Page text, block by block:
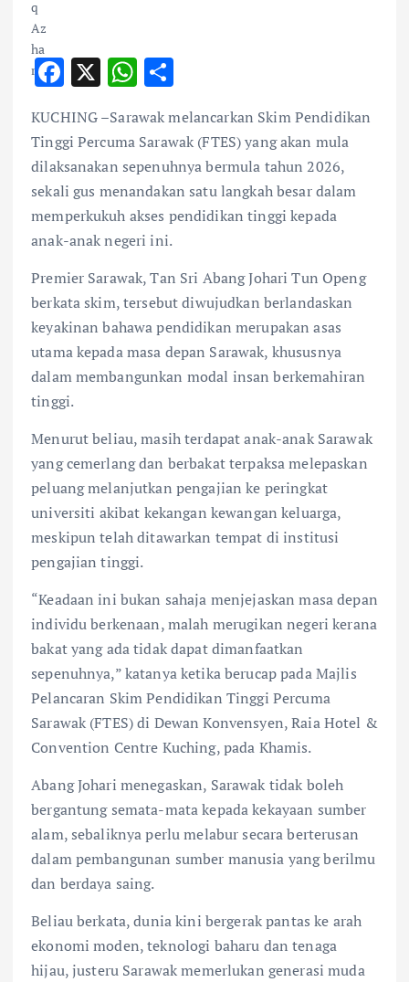
F
e
b
o
o
k
X W
at
s
A
p
p
h
ar
e
KUCHING –Sarawak melancarkan Skim Pendidikan
Tinggi Percuma Sarawak (FTES) yang akan mula
dilaksanakan sepenuhnya bermula tahun 2026,
sekali gus menandakan satu langkah besar dalam
memperkukuh akses pendidikan tinggi kepada
anak-anak negeri ini.
Premier Sarawak, Tan Sri Abang Johari Tun Openg
berkata skim, tersebut diwujudkan berlandaskan
keyakinan bahawa pendidikan merupakan asas
utama kepada masa depan Sarawak, khususnya
dalam membangunkan modal insan berkemahiran
tinggi.
Menurut beliau, masih terdapat anak-anak Sarawak
yang cemerlang dan berbakat terpaksa melepaskan
peluang melanjutkan pengajian ke peringkat
universiti akibat kekangan kewangan keluarga,
meskipun telah ditawarkan tempat di institusi
pengajian tinggi.
“Keadaan ini bukan sahaja menjejaskan masa depan
individu berkenaan, malah merugikan negeri kerana
bakat yang ada tidak dapat dimanfaatkan
sepenuhnya,” katanya ketika berucap pada Majlis
Pelancaran Skim Pendidikan Tinggi Percuma
Sarawak (FTES) di Dewan Konvensyen, Raia Hotel &
Convention Centre Kuching, pada Khamis.
Abang Johari menegaskan, Sarawak tidak boleh
bergantung semata-mata kepada kekayaan sumber
alam, sebaliknya perlu melabur secara berterusan
dalam pembangunan sumber manusia yang berilmu
dan berdaya saing.
Beliau berkata, dunia kini bergerak pantas ke arah
ekonomi moden, teknologi baharu dan tenaga
hijau, justeru Sarawak memerlukan generasi muda